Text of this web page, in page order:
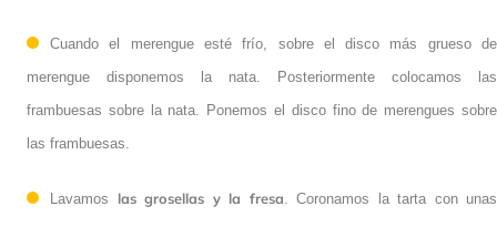
Cuando el merengue esté frío, sobre el disco más grueso de
merengue disponemos la nata. Posteriormente colocamos las
frambuesas sobre la nata. Ponemos el disco fino de merengues sobre
las frambuesas.
Lavamos las grosellas y la fresa. Coronamos la tarta con unas